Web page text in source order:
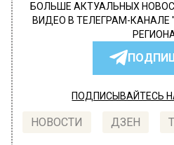
БОЛЬШЕ АКТУАЛЬНЫХ
ВИДЕО В ТЕЛЕГРАМ-КАНАЛЕ
ПОДПИСЫВАЙТЕСЬ
НОВОСТИ ДЗЕН